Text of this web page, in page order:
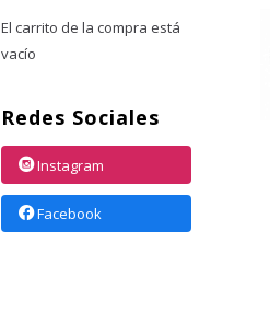
El carrito de la compra está
vacío
Redes Sociales
Instagram
Facebook